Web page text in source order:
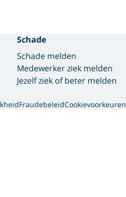
Schade
Schade melden
Medewerker ziek melden
Jezelf ziek of beter melden
FraudebeleidCookievoorkeuren